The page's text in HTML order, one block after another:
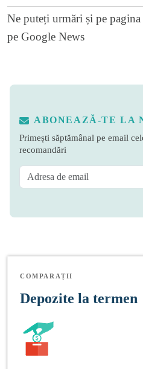
Ne puteți urmări și pe pagina
pe Google News
ABONEAZĂ-TE LA
Primești săptămânal pe email
recomandări
COMPARAȚII
Depozite la termen